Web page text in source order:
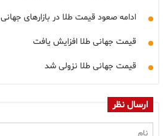
ادامه صعود قیمت طلا در بازارهای جهانی
قیمت جهانی طلا افزایش یافت
قیمت جهانی طلا نزولی شد
ارسال نظر